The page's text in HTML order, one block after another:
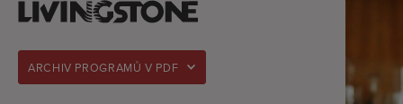
ARCHIV PROGRAMŮ V PDF